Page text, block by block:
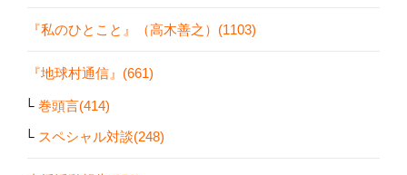
『私のひとこと』（高木善之）(1103)
『地球村通信』(661)
巻頭言(414)
スペシャル対談(248)